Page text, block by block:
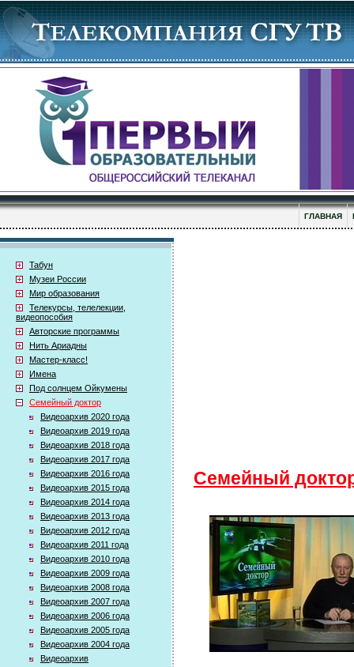
ГЛАВНАЯ
Табун
Музеи России
Мир образования
Телекурсы, телелекции,
видеопособия
Авторские программы
Нить Ариадны
Мастер-класс!
Имена
Под солнцем Ойкумены
Семейный доктор
Видеоархив 2020 года
Видеоархив 2019 года
Видеоархив 2018 года
Видеоархив 2017 года
Видеоархив 2016 года
Видеоархив 2015 года
Видеоархив 2014 года
Видеоархив 2013 года
Видеоархив 2012 года
Видеоархив 2011 года
Видеоархив 2010 года
Видеоархив 2009 года
Видеоархив 2008 года
Видеоархив 2007 года
Видеоархив 2006 года
Видеоархив 2005 года
Видеоархив 2004 года
Видеоархив
Семейный